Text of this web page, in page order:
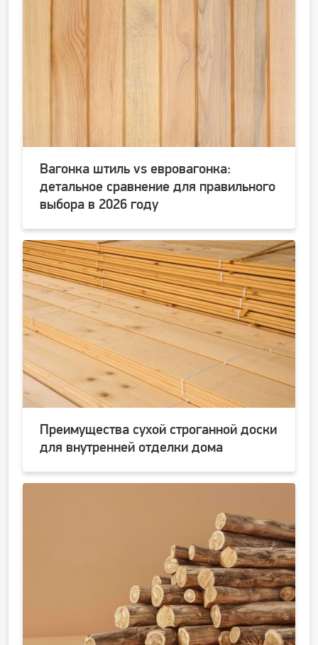
Вагонка штиль vs евровагонка:
детальное сравнение для правильного
выбора в 2026 году
Преимущества сухой строганной доски
для внутренней отделки дома